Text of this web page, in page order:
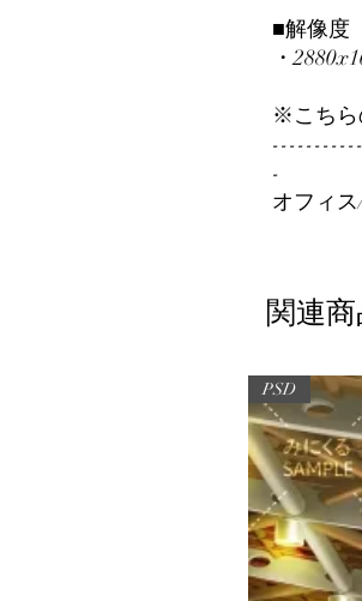
■解像度
・
※こちら
-
オフィ
関連
PSD